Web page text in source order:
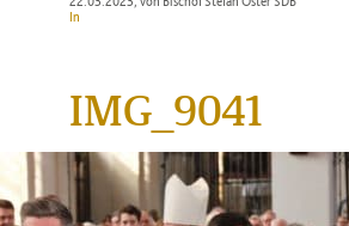
In
IMG_9041